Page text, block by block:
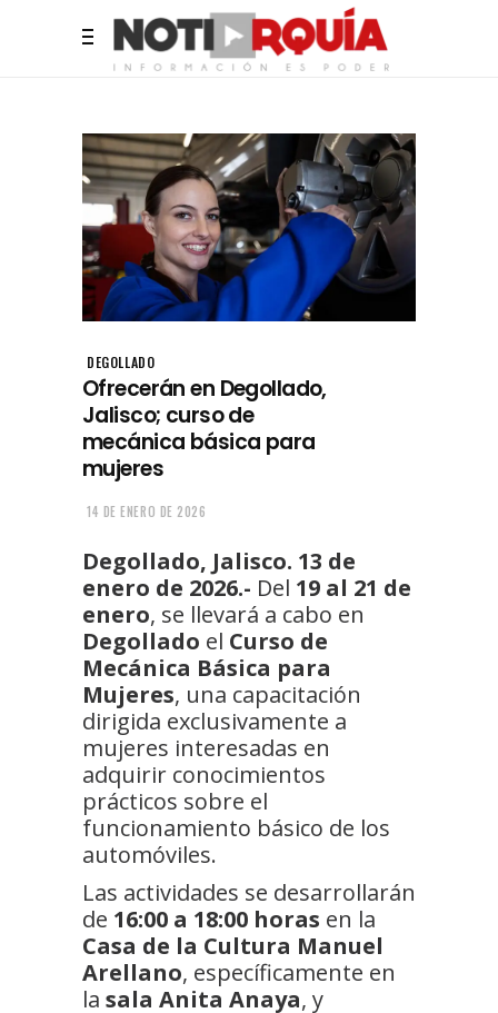
DEGOLLADO
Ofrecerán en Degollado,
Jalisco; curso de
mecánica básica para
mujeres
14 DE ENERO DE 2026
Degollado, Jalisco. 13 de
enero de 2026.- Del 19 al 21 de
enero, se llevará a cabo en
Degollado el Curso de
Mecánica Básica para
Mujeres, una capacitación
dirigida exclusivamente a
mujeres interesadas en
adquirir conocimientos
prácticos sobre el
funcionamiento básico de los
automóviles.
Las actividades se desarrollarán
de 16:00 a 18:00 horas en la
Casa de la Cultura Manuel
Arellano, específicamente en
la sala Anita Anaya, y